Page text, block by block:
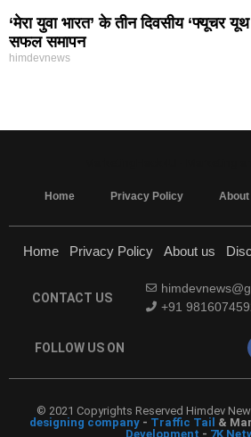
‘मेरा युवा भारत’ के तीन दिवसीय ‘फ्यूचर
सफल समापन
himdevnews
Home Privacy Policy About
Home Privacy Policy About us
CONTACT US
+91
FOLLOW US ON
© 2021 Copyrights Reserved Himdev
designing company- Traffic Tail &
Development - 7K